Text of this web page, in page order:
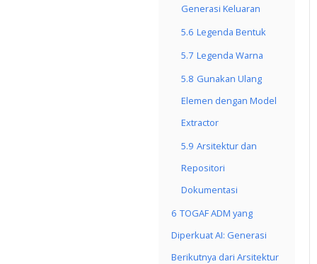
Generasi Keluaran
5.6 Legenda Bentuk
5.7 Legenda Warna
5.8 Gunakan Ulang
Elemen dengan Model
Extractor
5.9 Arsitektur dan
Repositori
Dokumentasi
6 TOGAF ADM yang
Diperkuat AI: Generasi
Berikutnya dari Arsitektur